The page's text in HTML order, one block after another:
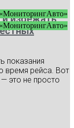
избежать
показания
время рейса. Вот
это не просто